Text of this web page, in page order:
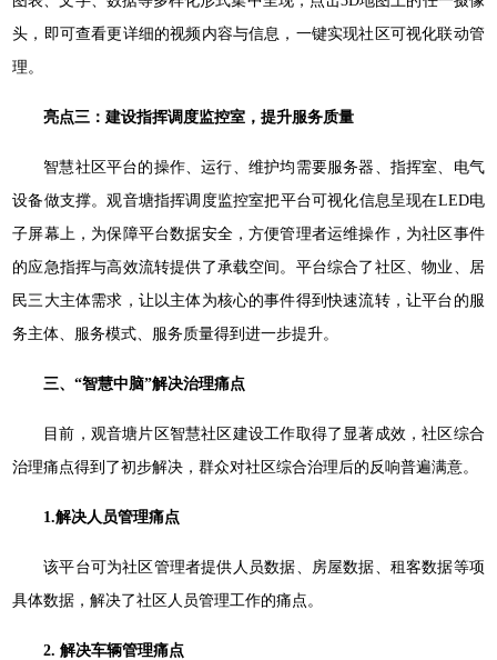
头，即可查看更详细的视频内容与信息，一键实现社区可视化联动管
理。
亮点三：建设指挥调度监控室，提升服务质量
智慧社区平台的操作、运行、维护均需要服务器、指挥室、电气
设备做支撑。观音塘指挥调度监控室把平台可视化信息呈现在LED电
子屏幕上，为保障平台数据安全，方便管理者运维操作，为社区事件
的应急指挥与高效流转提供了承载空间。平台综合了社区、物业、居
民三大主体需求，让以主体为核心的事件得到快速流转，让平台的服
务主体、服务模式、服务质量得到进一步提升。
三、“智慧中脑”解决治理痛点
目前，观音塘片区智慧社区建设工作取得了显著成效，社区综合
治理痛点得到了初步解决，群众对社区综合治理后的反响普遍满意。
1.解决人员管理痛点
该平台可为社区管理者提供人员数据、房屋数据、租客数据等项
具体数据，解决了社区人员管理工作的痛点。
2. 解决车辆管理痛点